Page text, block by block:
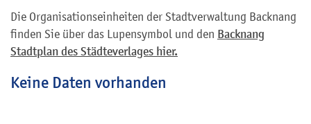
Die Organisationseinheiten der Stadtverwaltung Backnang
finden Sie über das Lupensymbol und den Backnang
Stadtplan des Städteverlages hier.
Keine Daten vorhanden